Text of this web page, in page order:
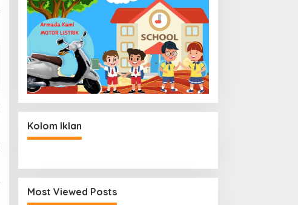
Kolom Iklan
Most Viewed Posts